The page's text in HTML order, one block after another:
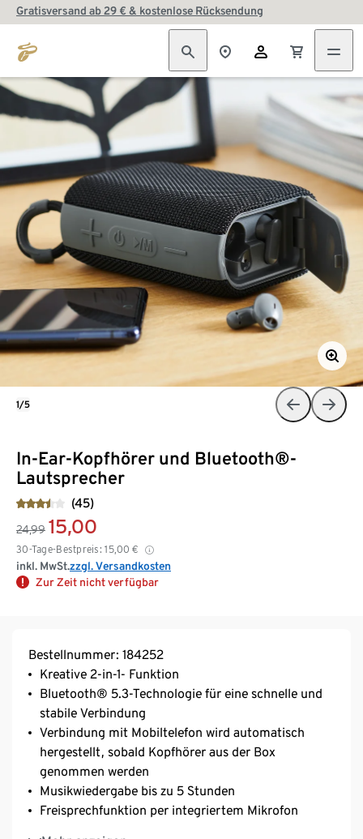
Gratisversand ab 29 € & kostenlose Rücksendung
In-Ear-Kopfhörer und Bluetooth®-
Lautsprecher
(45)
24,99 15,00
30-Tage-Bestpreis: 15,00 €
inkl. MwSt.zzgl. Versandkosten
Zur Zeit nicht verfügbar
1/5
Bestellnummer: 184252
Kreative 2-in-1- Funktion
Bluetooth® 5.3-Technologie für eine schnelle und
stabile Verbindung
Verbindung mit Mobiltelefon wird automatisch
hergestellt, sobald Kopfhörer aus der Box
genommen werden
Musikwiedergabe bis zu 5 Stunden
Freisprechfunktion per integriertem Mikrofon
Kophörer auch einzeln nutzbar